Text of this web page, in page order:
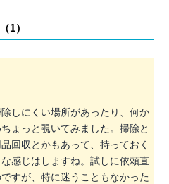
1）
しにくい場所があったり、何か
ょっと覗いてみました。掃除と
回収とかもあって、持っておく
感じはしますね。試しに依頼直
すが、特に迷うこともなかった